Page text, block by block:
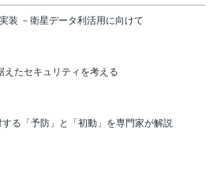
装 －衛星データ利活用に向けて
えたセキュリティを考える
する「予防」と「初動」を専門家が解説